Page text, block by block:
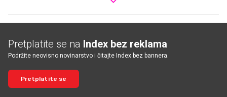
Pretplatite se na Index bez reklama
Podržite neovisno novinarstvo i čitajte Index bez bannera.
Pretplatite se